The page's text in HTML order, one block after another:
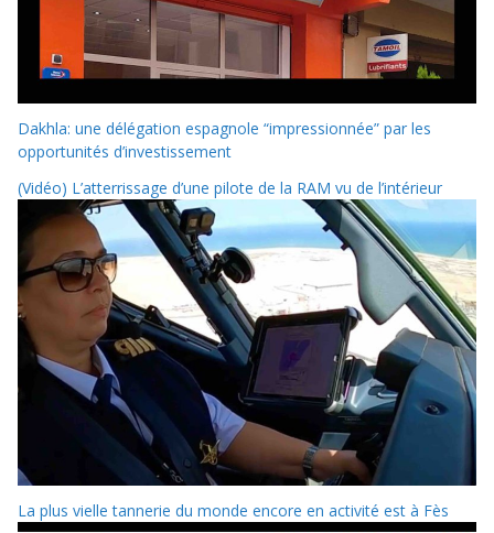
Dakhla: une délégation espagnole “impressionnée” par les
opportunités d’investissement
(Vidéo) L’atterrissage d’une pilote de la RAM vu de l’intérieur
La plus vielle tannerie du monde encore en activité est à Fès